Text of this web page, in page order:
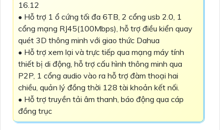
16.12
• Hỗ trợ 1 ổ cứng tối đa 6TB, 2 cổng usb 2.0, 1
cổng mạng RJ45(100Mbps), hỗ trợ điều kiển quay
quét 3D thông minh với giao thức Dahua
• Hỗ trợ xem lại và trực tiếp qua mạng máy tính
thiết bị di động, hỗ trợ cấu hình thông minh qua
P2P, 1 cổng audio vào ra hỗ trợ đàm thoại hai
chiều, quản lý đồng thời 128 tài khoản kết nối.
• Hỗ trợ truyền tải âm thanh, báo động qua cáp
đồng trục